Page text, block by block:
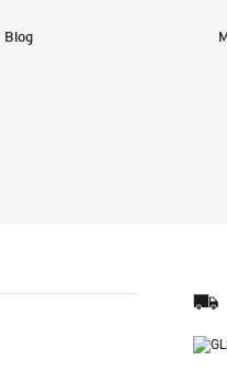
Blog